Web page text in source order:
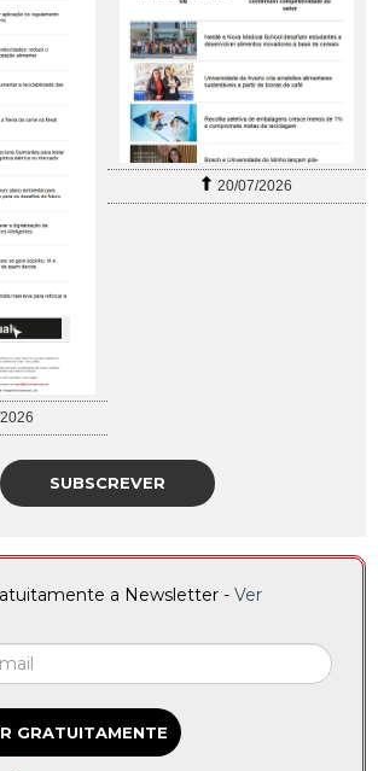
20/07/2026
SUBSCREVER
a Newsletter - Ver
GRATUITAMENTE